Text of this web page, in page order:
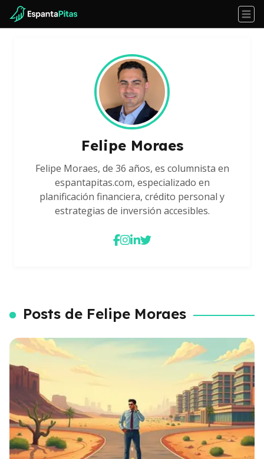
Felipe Moraes
Felipe Moraes, de 36 años, es columnista en
espantapitas.com, especializado en
planificación financiera, crédito personal y
estrategias de inversión accesibles.
Posts de Felipe Moraes